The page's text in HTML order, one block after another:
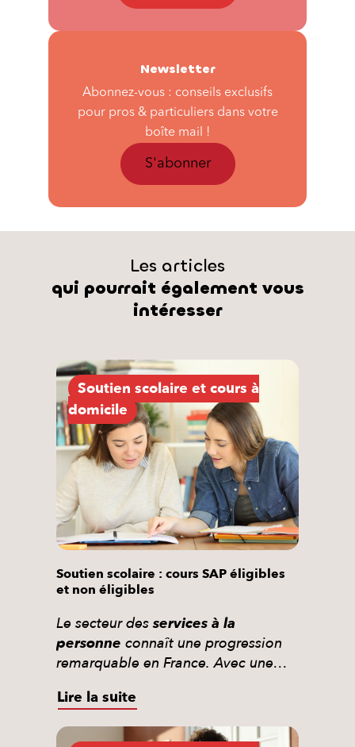
Newsletter
Abonnez-vous : conseils exclusifs
pour pros & particuliers dans votre
boîte mail !
S'abonner
Les articles
qui pourrait également vous
intéresser
Soutien scolaire et cours à
domicile
Soutien scolaire : cours SAP éligibles
et non éligibles
Le secteur desservices à la
personne connaît une progression
remarquable en France. Avec une
scolaireet les
notre coopérativeInterservices
accompagne vos enfants de l’école
Lire la suite